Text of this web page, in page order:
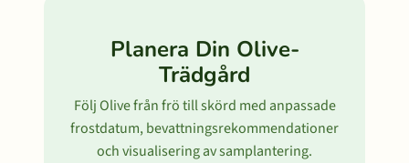
Planera Din Olive-
Trädgård
Följ Olive från frö till skörd med anpassade
frostdatum, bevattningsrekommendationer
och visualisering av samplantering.